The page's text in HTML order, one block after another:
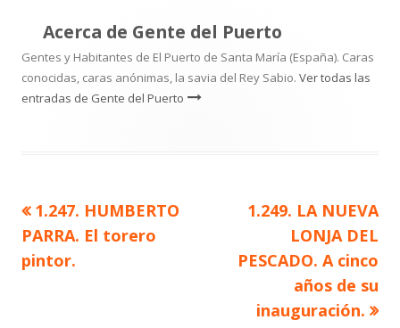
Acerca de Gente del Puerto
Gentes y Habitantes de El Puerto de Santa María (España). Caras
conocidas, caras anónimas, la savia del Rey Sabio. Ver todas las
entradas de Gente del Puerto
Navegación
de
Artículo
anterior
1.247. HUMBERTO
PARRA. El torero
pintor.
Artículo
siguiente
1.249. LA NUEVA
LONJA DEL
PESCADO. A cinco
años de su
inauguración.